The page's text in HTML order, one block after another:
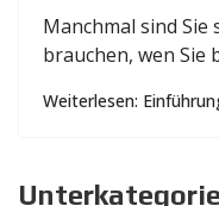
Manchmal sind Sie
brauchen, wen Sie
Weiterlesen: